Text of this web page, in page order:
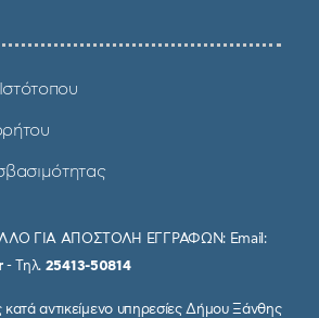
ΓΙΑ ΑΠΟΣΤΟΛΗ ΕΓΓΡΑΦΩΝ: Email:
- Τηλ. 25413-50814
αντικείμενο υπηρεσίες Δήμου Ξάνθης